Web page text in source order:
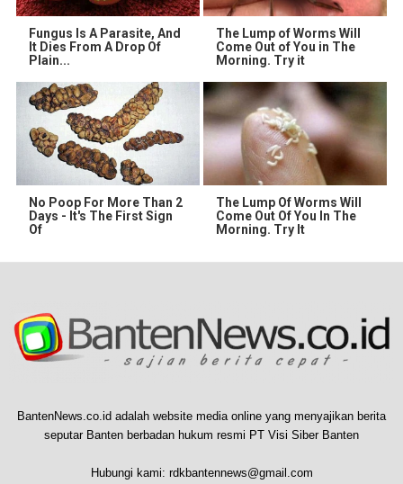
Fungus Is A Parasite, And
It Dies From A Drop Of
Plain...
The Lump of Worms Will
Come Out of You in The
Morning. Try it
No Poop For More Than 2
Days - It's The First Sign
Of
The Lump Of Worms Will
Come Out Of You In The
Morning. Try It
BantenNews.co.id adalah website media online yang menyajikan berita
seputar Banten berbadan hukum resmi PT Visi Siber Banten
Hubungi kami: rdkbantennews@gmail.com